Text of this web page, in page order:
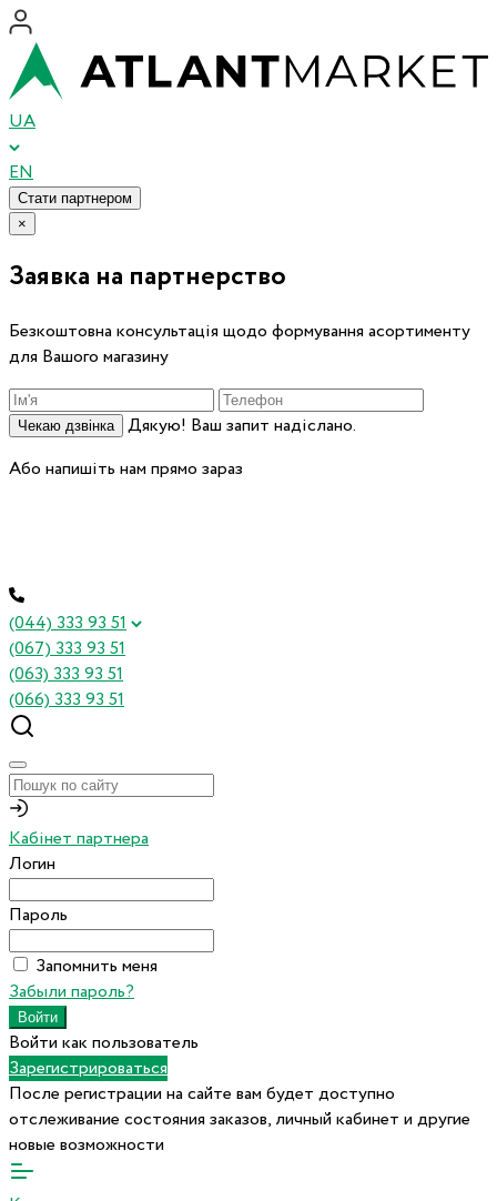
UA
EN
Стати партнером
×
Заявка на партнерство
Безкоштовна консультація щодо формування асортименту
для Вашого магазину
Чекаю дзвінка
Дякую! Ваш запит надіслано.
Або напишіть нам прямо зараз
(044) 333 93 51
(067) 333 93 51
(063) 333 93 51
(066) 333 93 51
Кабінет партнера
Логин
Пароль
Запомнить меня
Забыли пароль?
Войти как пользователь
Зарегистрироваться
После регистрации на сайте вам будет доступно
отслеживание состояния заказов, личный кабинет и другие
новые возможности